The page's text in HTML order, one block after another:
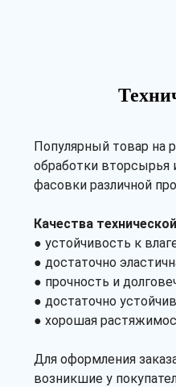
Популярный товар на
обработки вторсырья
фасовки различной
Качества
● устойчивость к
● достаточно
● прочность и
● достаточно
● хорошая
Для оформления
возникшие у